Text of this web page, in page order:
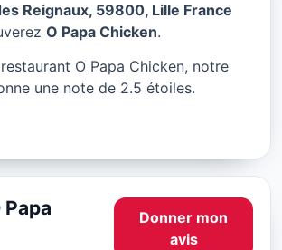
à Lille
Reignaux, 59800, Lille France
O Papa Chicken.
O Papa Chicken, notre
une note de 2.5 étoiles.
Donner mon
avis